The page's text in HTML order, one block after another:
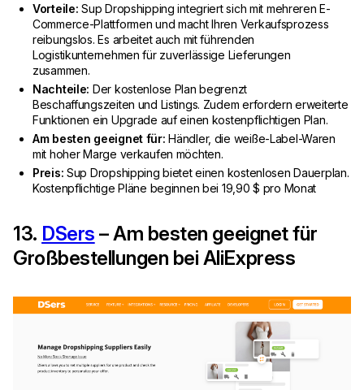
Vorteile:Sup Dropshipping integriert sich mit mehreren E-
Commerce-Plattformen und macht Ihren Verkaufsprozess
reibungslos. Es arbeitet auch mit führenden
Logistikunternehmen für zuverlässige Lieferungen
zusammen.
Nachteile: Der kostenlose Plan begrenzt
Beschaffungszeiten und Listings. Zudem erfordern erweiterte
Funktionen ein Upgrade auf einen kostenpflichtigen Plan.
Am besten geeignet für:Händler, die weiße-Label-Waren
mit hoher Marge verkaufen möchten.
Preis:Sup Dropshipping bietet einen kostenlosen Dauerplan.
Kostenpflichtige Pläne beginnen bei 19,90 $ pro Monat
13. DSers – Am besten geeignet für
Großbestellungen bei AliExpress